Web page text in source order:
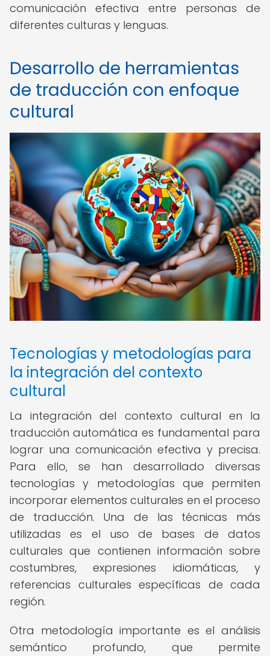
comunicación efectiva entre personas de
diferentes culturas y lenguas.
Desarrollo de herramientas
de traducción con enfoque
cultural
Tecnologías y metodologías para
la integración del contexto
cultural
La integración del contexto cultural en la
traducción automática es fundamental para
lograr una comunicación efectiva y precisa.
Para ello, se han desarrollado diversas
tecnologías y metodologías que permiten
incorporar elementos culturales en el proceso
de traducción. Una de las técnicas más
utilizadas es el uso de bases de datos
culturales que contienen información sobre
costumbres, expresiones idiomáticas, y
referencias culturales específicas de cada
región.
Otra metodología importante es el análisis
semántico profundo, que permite